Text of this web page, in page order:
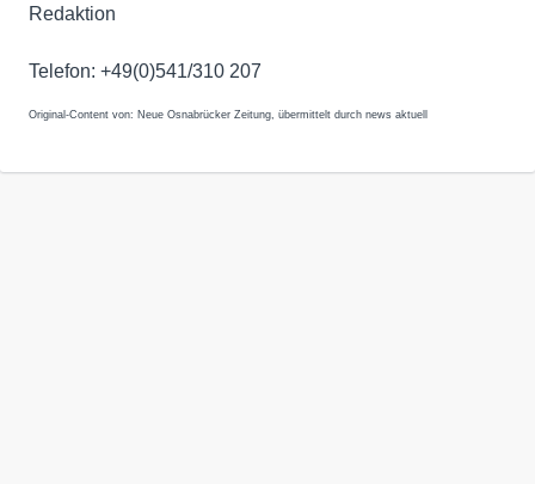
Redaktion
Telefon: +49(0)541/310 207
Original-Content von: Neue Osnabrücker Zeitung, übermittelt durch news aktuell